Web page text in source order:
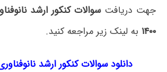
جهت دریافتسوالات کنکور ارشد
۱۴۰۰ به لینک زیر مراجعه کنید.
دانلود سوالات کنکور ارشد نانوفناوری –